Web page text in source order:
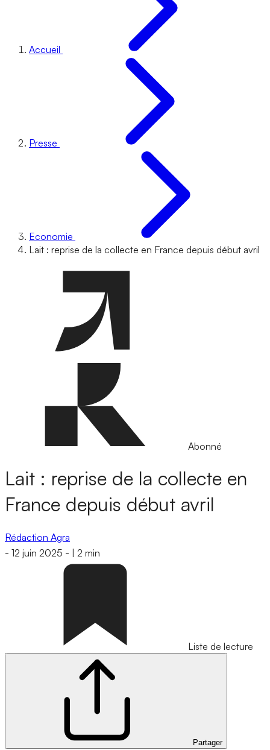
Accueil
Presse
Economie
Lait : reprise de la collecte en France depuis début avril
Abonné
Lait : reprise de la collecte en
France depuis début avril
Rédaction Agra
- 12 juin 2025 - 2 min
Liste de lecture
Partager